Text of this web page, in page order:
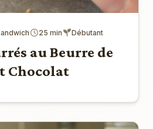
25 min Débutant
au Beurre de
Chocolat